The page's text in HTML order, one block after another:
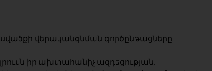
վերականգնման գործընթացները
իր ախտահանիչ ազդեցության,